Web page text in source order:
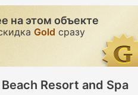
номерах • По большей
• Скромная купальная
ванна / джакузи,
уединенно
на этом объекте
Gold сразу
Resort and Spa